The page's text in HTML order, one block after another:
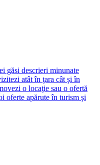
găsi descrieri minunate
atât în ţara cât şi în
o locaţie sau o ofertă
oferte apărute în turism şi